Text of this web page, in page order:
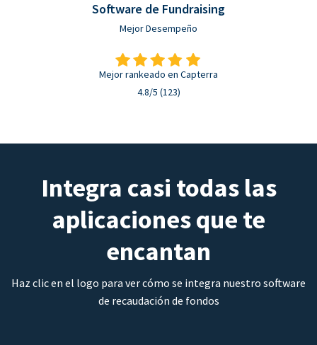
Software de Fundraising
Mejor Desempeño
Mejor rankeado en Capterra
4.8/5 (123)
Integra casi todas las
aplicaciones que te
encantan
Haz clic en el logo para ver cómo se integra nuestro software
de recaudación de fondos